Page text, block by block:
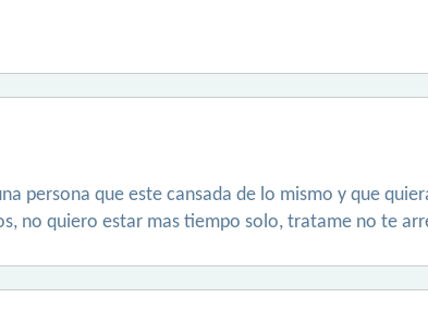
persona que este cansada de lo mismo y que
no quiero estar mas tiempo solo, tratame no te